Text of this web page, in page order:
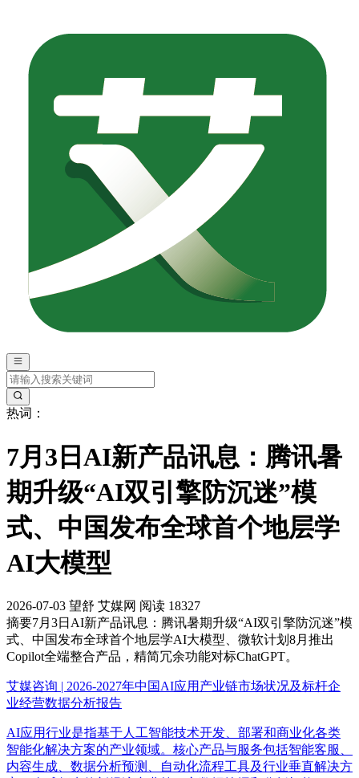
热词：
7月3日AI新产品讯息：腾讯暑
期升级“AI双引擎防沉迷”模
式、中国发布全球首个地层学
AI大模型
2026-07-03 望舒 艾媒网 阅读 18327
摘要7月3日AI新产品讯息：腾讯暑期升级“AI双引擎防沉迷”模
式、中国发布全球首个地层学AI大模型、微软计划8月推出
Copilot全端整合产品，精简冗余功能对标ChatGPT。
艾媒咨询 | 2026-2027年中国AI应用产业链市场状况及标杆企
业经营数据分析报告
AI应用行业是指基于人工智能技术开发、部署和商业化各类
智能化解决方案的产业领域。核心产品与服务包括智能客服、
内容生成、数据分析预测、自动化流程工具及行业垂直解决方